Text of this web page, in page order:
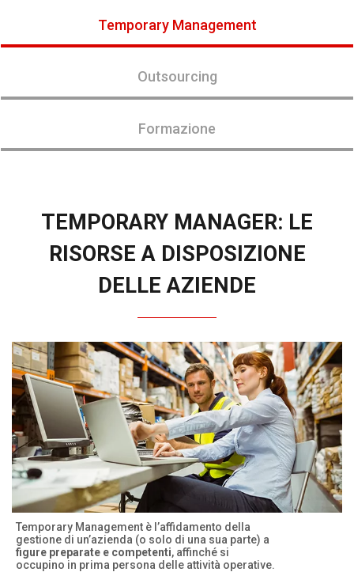
Temporary Management
Outsourcing
Formazione
TEMPORARY MANAGER: LE
RISORSE A DISPOSIZIONE
DELLE AZIENDE
Temporary Management è l’affidamento della
gestione di un’azienda (o solo di una sua parte) a
figure preparate e competenti, affinché si
occupino in prima persona delle attività operative.